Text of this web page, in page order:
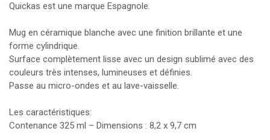
Quickas est une marque Espagnole.
Mug en céramique blanche avec une finition brillante et une
forme cylindrique.
Surface complètement lisse avec un design sublimé avec des
couleurs très intenses, lumineuses et définies.
Passe au micro-ondes et au lave-vaisselle.
Les caractéristiques:
Contenance 325 ml – Dimensions : 8,2 x 9,7 cm